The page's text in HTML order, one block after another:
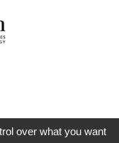
over what you want